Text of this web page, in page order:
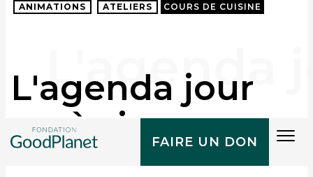
FAIRE UN DON
ANIMATIONS
ATELIERS COURS DE CUISINE
L'agenda jour
après jour